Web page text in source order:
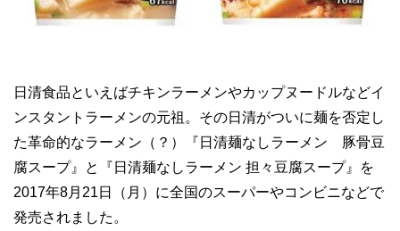
日清食品といえばチキンラーメンやカップヌードルなどイ
ンスタントラーメンの元祖。その日清がついに麺を否定し
た革命的なラーメン（？）『日清麺なしラーメン 豚骨豆
腐スープ』と『日清麺なしラーメン 担々豆腐スープ』を
2017年8月21日（月）に全国のスーパーやコンビニなどで
発売されました。